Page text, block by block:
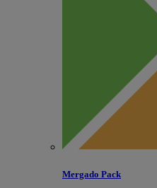
Mergado Pack